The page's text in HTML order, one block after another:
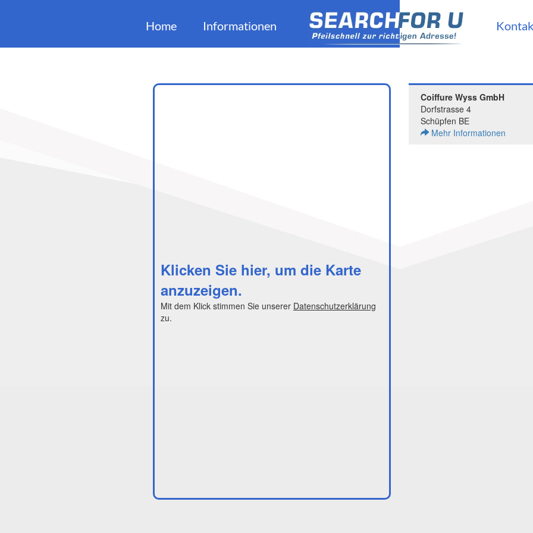
Home Informationen
Klicken Sie hier, um die Karte
anzuzeigen.
Mit dem Klick stimmen Sie unserer Datenschutzerklärung
zu.
Coiffure Wyss GmbH
Dorfstrasse 4
Schüpfen BE
Mehr Informationen